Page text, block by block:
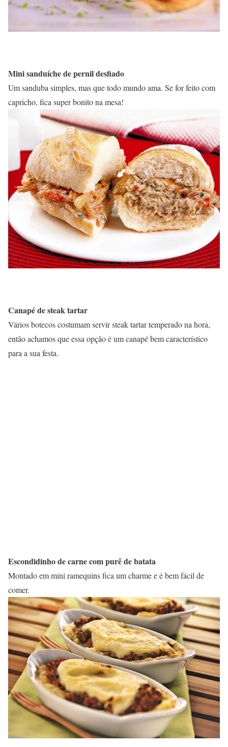
Mini sanduíche de pernil desfiado
Um sanduba simples, mas que todo mundo ama. Se for feito com
capricho, fica super bonito na mesa!
Canapé de steak tartar
Vários botecos costumam servir steak tartar temperado na hora,
então achamos que essa opção é um canapé bem característico
para a sua festa.
Escondidinho de carne com purê de batata
Montado em mini ramequins fica um charme e é bem fácil de
comer.